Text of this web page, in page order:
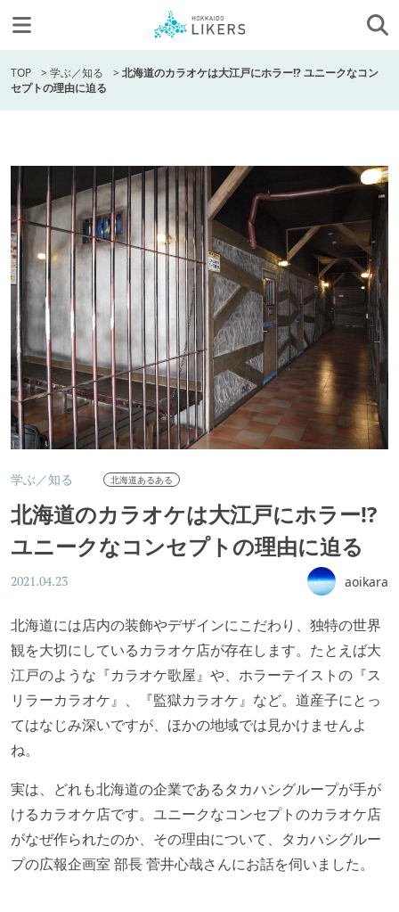
TOP >学ぶ／知る >北海道のカラオケは大江戸にホラー!? ユニークなコン
セプトの理由に迫る
学ぶ／知る 北海道あるある
北海道のカラオケは大江戸にホラー!?
ユニークなコンセプトの理由に迫る
2021.04.23 aoikara
北海道には店内の装飾やデザインにこだわり、独特の世界
観を大切にしているカラオケ店が存在します。たとえば大
江戸のような『カラオケ歌屋』や、ホラーテイストの『ス
リラーカラオケ』、『監獄カラオケ』など。道産子にとっ
てはなじみ深いですが、ほかの地域では見かけませんよ
ね。
実は、どれも北海道の企業であるタカハシグループが手が
けるカラオケ店です。ユニークなコンセプトのカラオケ店
がなぜ作られたのか、その理由について、タカハシグルー
プの広報企画室 部長 菅井心哉さんにお話を伺いました。